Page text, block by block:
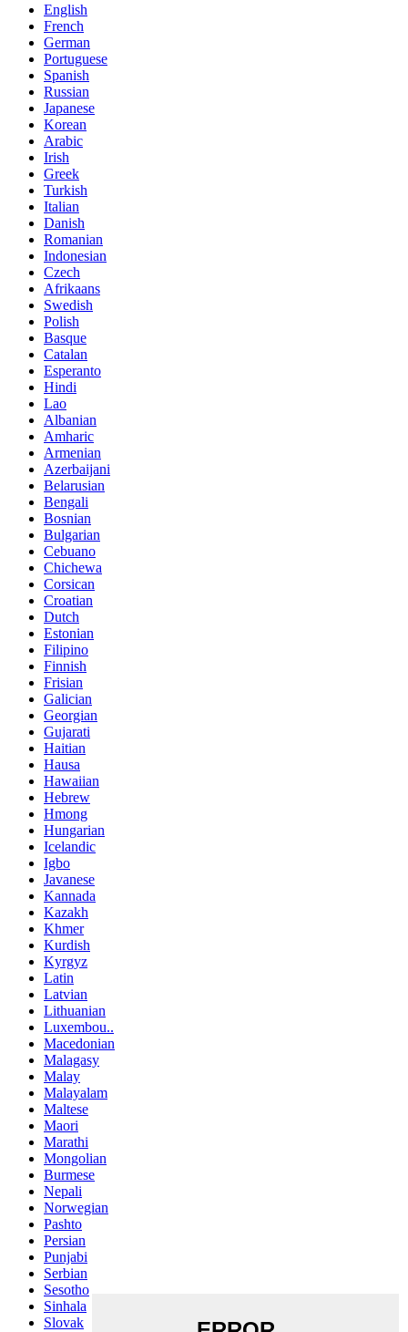
English
French
German
Portuguese
Spanish
Russian
Japanese
Korean
Arabic
Irish
Greek
Turkish
Italian
Danish
Romanian
Indonesian
Czech
Afrikaans
Swedish
Polish
Basque
Catalan
Esperanto
Hindi
Lao
Albanian
Amharic
Armenian
Azerbaijani
Belarusian
Bengali
Bosnian
Bulgarian
Cebuano
Chichewa
Corsican
Croatian
Dutch
Estonian
Filipino
Finnish
Frisian
Galician
Georgian
Gujarati
Haitian
Hausa
Hawaiian
Hebrew
Hmong
Hungarian
Icelandic
Igbo
Javanese
Kannada
Kazakh
Khmer
Kurdish
Kyrgyz
Latin
Latvian
Lithuanian
Luxembou..
Macedonian
Malagasy
Malay
Malayalam
Maltese
Maori
Marathi
Mongolian
Burmese
Nepali
Norwegian
Pashto
Persian
Punjabi
Serbian
Sesotho
Sinhala
Slovak